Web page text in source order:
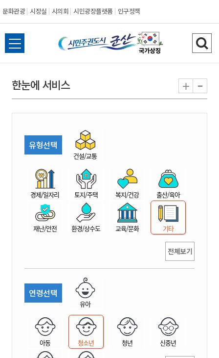
문화관광 시장실 시의회 시민광장플랫폼 인구정책
시
민
권
시
산
전
체
뉴
열
검
색
기
한눈에 서비스 + -
유형선택
건설/교통
경제/일자리 토지/주택 복지/건강 출산/육아
재난/안전 환경/상수도 교육/문화 기타
전체보기
연령선택
유아
아동 청소년 청년 신중년